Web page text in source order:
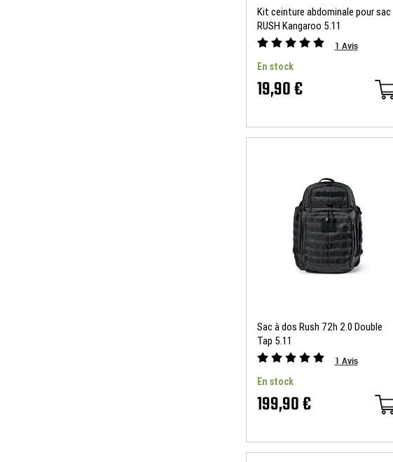
Kit ceinture abdominale pour sac
RUSH Kangaroo 5.11
1 Avis
En stock
19,90 €
Sac à dos Rush 72h 2.0 Double
Tap 5.11
1 Avis
En stock
199,90 €